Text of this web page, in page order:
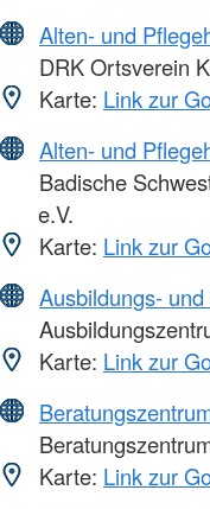
Alten- und
DRK Ortsverein
Karte: Link zur
Alten- und
Badische
e.V.
Karte: Link zur
Ausbildungs-
Karte: Link zur
Karte: Link zur